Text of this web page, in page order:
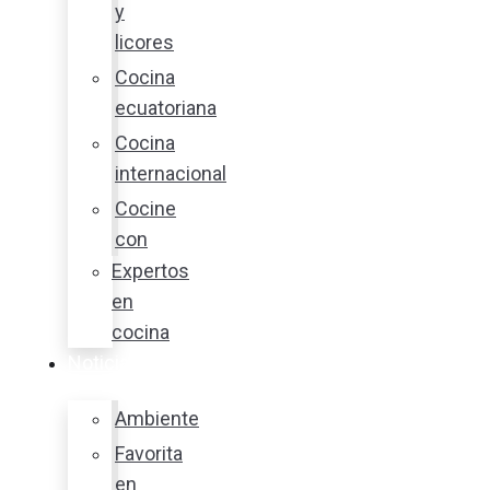
y
licores
Cocina
ecuatoriana
Cocina
internacional
Cocine
con
Expertos
en
cocina
Ambiente
Favorita
en